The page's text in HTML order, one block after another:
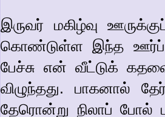
இருவர் மகிழ்வு
கொண்டுள்ள இந்த ஊர்ப்
பேச்சு என் வீட்டுக்
விழுந்தது. பாகனால்
தேரொன்று நிலாப்